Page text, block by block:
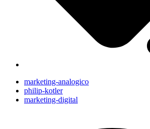
marketing-analogico
philip-kotler
marketing-digital